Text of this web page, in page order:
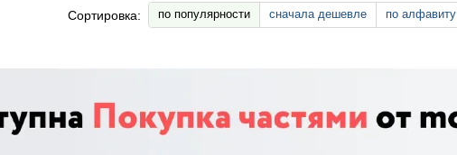
Сортировка: по популярности сначала дешевле по алфавиту